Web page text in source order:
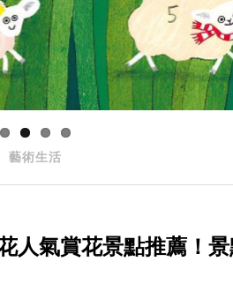
藝術生活
人氣賞花景點推薦！